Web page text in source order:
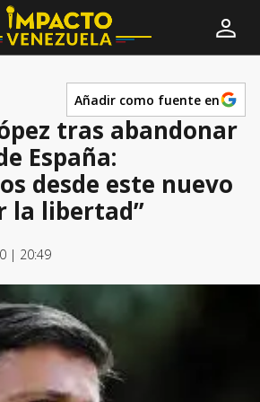
Añadir como fuente en
tras abandonar
España:
desde este nuevo
la libertad”
| 20:49